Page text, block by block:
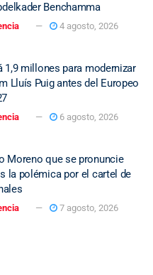
Benchamma
4 agosto, 2026
1,9 millones para modernizar
Lluís Puig antes del Europeo
6 agosto, 2026
Moreno que se pronuncie
la polémica por el cartel de
7 agosto, 2026